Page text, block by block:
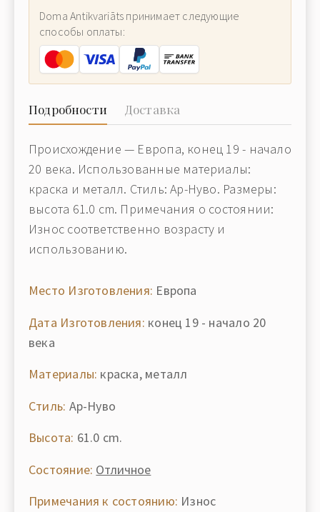
Doma Antikvariāts принимает следующие
способы оплаты:
Подробности Доставка
Происхождение — Европа, конец 19 - начало
20 века. Использованные материалы:
краска и металл. Стиль: Ар-Нуво. Размеры:
высота 61.0 cm. Примечания о состоянии:
Износ соответственно возрасту и
использованию.
Место Изготовления: Европа
Дата Изготовления: конец 19 - начало 20
века
Материалы: краска, металл
Стиль: Ар-Нуво
Высота: 61.0 cm.
Состояние: Отличное
Примечания к состоянию: Износ